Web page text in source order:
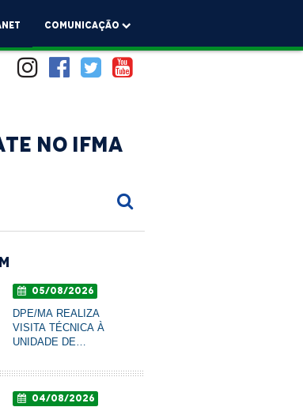
comunicação
no IFMA
05/08/2026
DPE/MA REALIZA
VISITA TÉCNICA À
UNIDADE DE
COROATÁ PARA
CONDIÇÕES DO
04/08/2026